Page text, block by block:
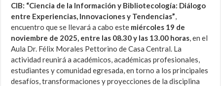
CIB: “Ciencia de la Información y Bibliotecología: Diálogo
entre Experiencias, Innovaciones y Tendencias”,
encuentro que se llevará a cabo este miércoles 19 de
noviembre de 2025, entre las 08.30 y las 13.00 horas, en el
Aula Dr. Félix Morales Pettorino de Casa Central. La
actividad reunirá a académicos, académicas profesionales,
estudiantes y comunidad egresada, en torno a los principales
desafíos, transformaciones y proyecciones de la disciplina